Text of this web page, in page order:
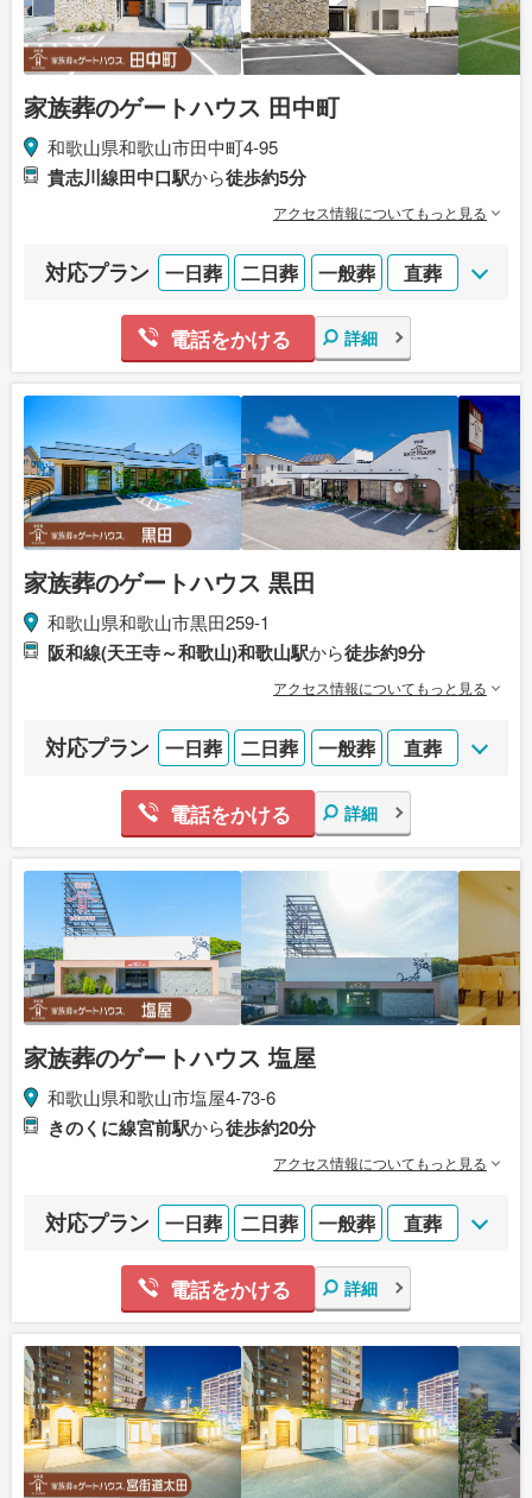
家族葬のゲートハウス 田中町
和歌山県和歌山市田中町4-95
貴志川線田中口駅から徒歩約5分
アクセス情報についてもっと見る
対応プラン 一日葬 二日葬 一般葬 直葬
電話をかける 詳細
家族葬のゲートハウス 黒田
和歌山県和歌山市黒田259-1
阪和線(天王寺～和歌山)和歌山駅から徒歩約9分
アクセス情報についてもっと見る
対応プラン 一日葬 二日葬 一般葬 直葬
電話をかける 詳細
家族葬のゲートハウス 塩屋
和歌山県和歌山市塩屋4-73-6
きのくに線宮前駅から徒歩約20分
アクセス情報についてもっと見る
対応プラン 一日葬 二日葬 一般葬 直葬
電話をかける 詳細